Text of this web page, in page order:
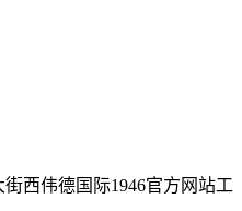
西伟德国际1946官方网站工